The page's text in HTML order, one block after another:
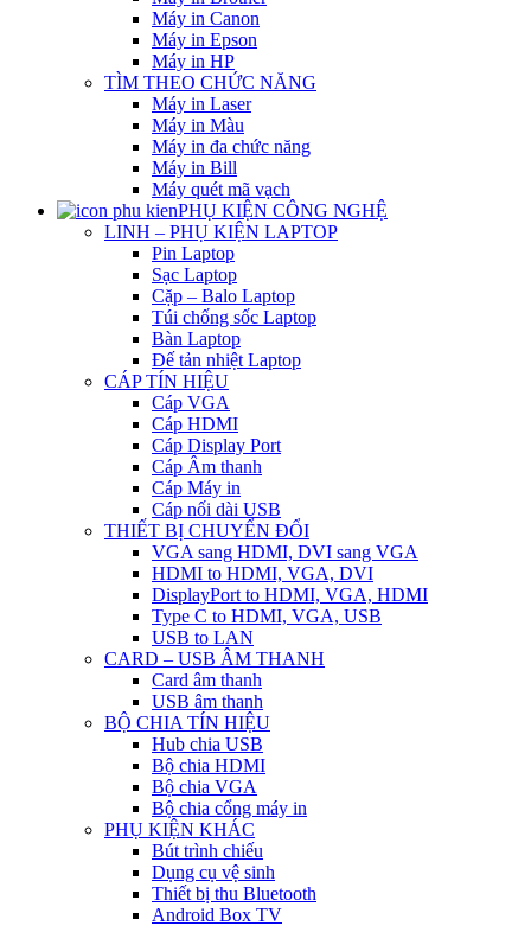
Máy in Canon
Máy in Epson
Máy in HP
TÌM THEO CHỨC NĂNG
Máy in Laser
Máy in Màu
Máy in đa chức năng
Máy in Bill
Máy quét mã vạch
PHỤ KIỆN CÔNG NGHỆ
LINH – PHỤ KIỆN LAPTOP
Pin Laptop
Sạc Laptop
Cặp – Balo Laptop
Túi chống sốc Laptop
Bàn Laptop
Đế tản nhiệt Laptop
CÁP TÍN HIỆU
Cáp VGA
Cáp HDMI
Cáp Display Port
Cáp Âm thanh
Cáp Máy in
Cáp nối dài USB
THIẾT BỊ CHUYỂN ĐỔI
VGA sang HDMI, DVI sang VGA
HDMI to HDMI, VGA, DVI
DisplayPort to HDMI, VGA, HDMI
Type C to HDMI, VGA, USB
USB to LAN
CARD – USB ÂM THANH
Card âm thanh
USB âm thanh
BỘ CHIA TÍN HIỆU
Hub chia USB
Bộ chia HDMI
Bộ chia VGA
Bộ chia cổng máy in
PHỤ KIỆN KHÁC
Bút trình chiếu
Dụng cụ vệ sinh
Thiết bị thu Bluetooth
Android Box TV